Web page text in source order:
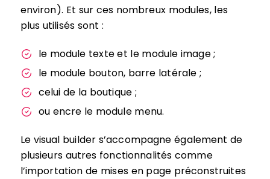
environ). Et sur ces nombreux modules, les
plus utilisés sont :
le module texte et le module image ;
le module bouton, barre latérale ;
celui de la boutique ;
ou encre le module menu.
Le visual builder s’accompagne également de
plusieurs autres fonctionnalités comme
l’importation de mises en page préconstruites